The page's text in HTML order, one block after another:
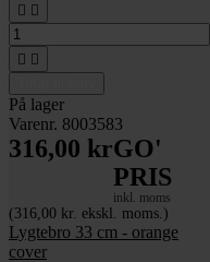
 
 
På lager
Varenr. 8003583
316,00 krGO'
PRIS
inkl. moms
(316,00 kr. ekskl. moms.)
Lygtebro 33 cm - orange
cover